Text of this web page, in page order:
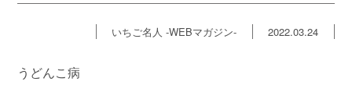
いちご名人 -WEBマガジン- 2022.03.24
うどんこ病